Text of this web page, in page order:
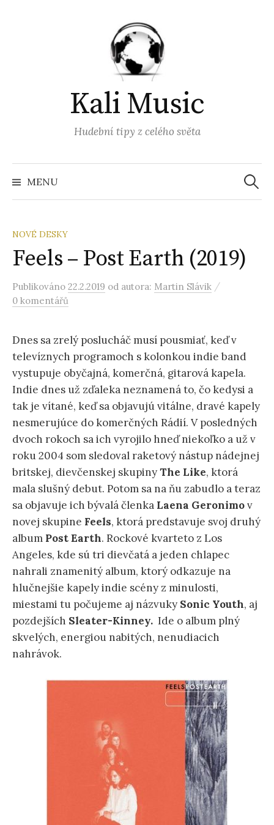
Kali Music
Hudební tipy z celého světa
MENU
NOVÉ DESKY
Feels – Post Earth (2019)
Publikováno 22.2.2019 od autora: Martin Slávik /
0 komentářů
Dnes sa zrelý poslucháč musí pousmiať, keď v
televíznych programoch s kolonkou indie band
vystupuje obyčajná, komerčná, gitarová kapela.
Indie dnes už zďaleka neznamená to, čo kedysi a
tak je vítané, keď sa objavujú vitálne, dravé kapely
nesmerujúce do komerčných Rádií. V posledných
dvoch rokoch sa ich vyrojilo hneď niekoľko a už v
roku 2004 som sledoval raketový nástup nádejnej
britskej, dievčenskej skupinyThe Like, ktorá
mala slušný debut. Potom sa na ňu zabudlo a teraz
sa objavuje ich bývalá členka Laena Geronimov
novej skupine Feels, ktorá predstavuje svoj druhý
album Post Earth. Rockové kvarteto z Los
Angeles, kde sú tri dievčatá a jeden chlapec
nahrali znamenitý album, ktorý odkazuje na
hlučnejšie kapely indie scény z minulosti,
miestami tu počujeme aj názvuky Sonic Youth, aj
pozdejších Sleater-Kinney. Ide o album plný
skvelých, energiou nabitých, nenudiacich
nahrávok.